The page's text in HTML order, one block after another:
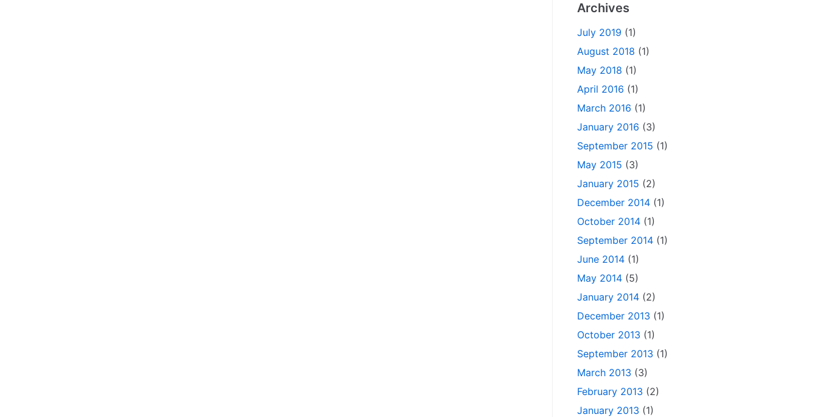
Archives
July 2019 (1)
August 2018 (1)
May 2018 (1)
April 2016 (1)
March 2016 (1)
January 2016 (3)
September 2015 (1)
May 2015 (3)
January 2015 (2)
December 2014 (1)
October 2014 (1)
September 2014 (1)
June 2014 (1)
May 2014 (5)
January 2014 (2)
December 2013 (1)
October 2013 (1)
September 2013 (1)
March 2013 (3)
February 2013 (2)
January 2013 (1)